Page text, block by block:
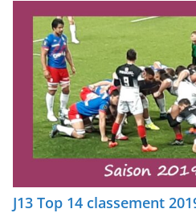
J13 Top 14 classement